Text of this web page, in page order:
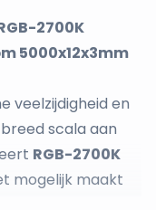
2700K
5000x12x3mm
veelzijdigheid en
scala aan
RGB-2700K
mogelijk maakt